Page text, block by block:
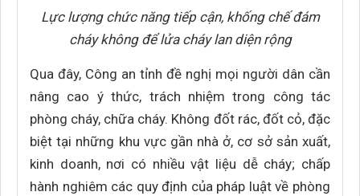
Lực lượng chức năng tiếp cận, khống chế đám
cháy không để lửa cháy lan diện rộng
Qua đây, Công an tỉnh đề nghị mọi người dân cần
nâng cao ý thức, trách nhiệm trong công tác
phòng cháy, chữa cháy. Không đốt rác, đốt cỏ, đặc
biệt tại những khu vực gần nhà ở, cơ sở sản xuất,
kinh doanh, nơi có nhiều vật liệu dễ cháy; chấp
hành nghiêm các quy định của pháp luật về phòng